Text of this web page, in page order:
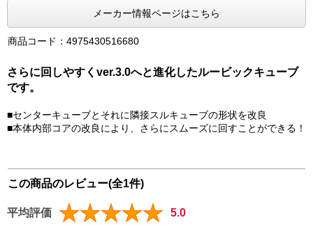
メーカー情報ページはこちら
商品コード：4975430516680
さらに回しやすくver.3.0へと進化したルービックキューブ
です。
■センターキューブとそれに隣接スルキューブの形状を改良
■本体内部コアの改良により、さらにスムーズに回すことができる！
この商品のレビュー(全1件)
平均評価 5.0